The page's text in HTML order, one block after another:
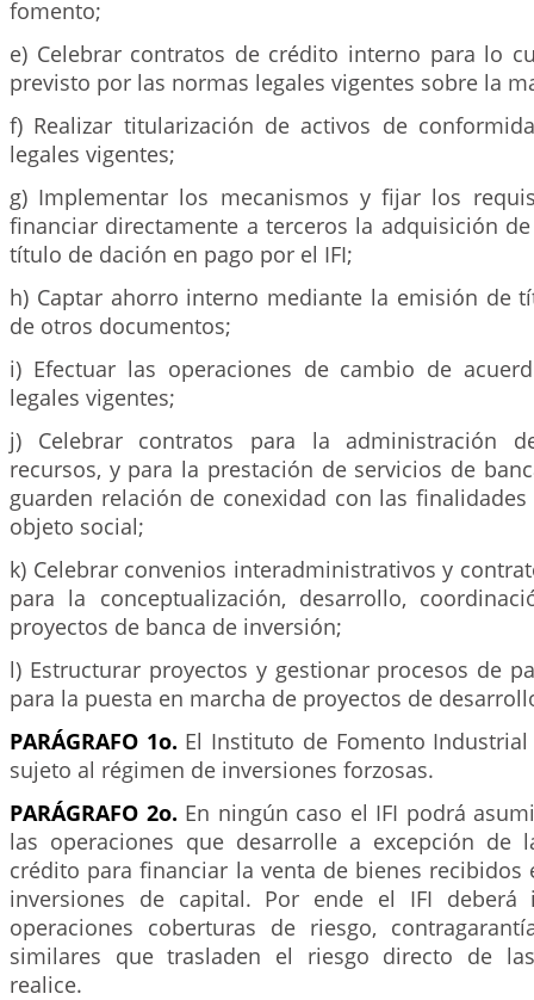
fomento;
e) Celebrar contratos de crédito interno para lo
previsto por las normas legales vigentes sobre la
f) Realizar titularización de activos de
legales vigentes;
g) Implementar los mecanismos y fijar los
financiar directamente a terceros la adquisición
título de dación en pago por el IFI;
h) Captar ahorro interno mediante la emisión de
de otros documentos;
i) Efectuar las operaciones de cambio de
legales vigentes;
j) Celebrar contratos para la administración
recursos, y para la prestación de servicios de
guarden relación de conexidad con las
objeto social;
k) Celebrar convenios interadministrativos y
para la conceptualización, desarrollo,
proyectos de banca de inversión;
l) Estructurar proyectos y gestionar procesos de
para la puesta en marcha de proyectos de
PARÁGRAFO 1o. El Instituto de Fomento Industrial
sujeto al régimen de inversiones forzosas.
PARÁGRAFO 2o. En ningún caso el IFI podrá
las operaciones que desarrolle a excepción de
crédito para financiar la venta de bienes recibidos
inversiones de capital. Por ende el IFI deberá
operaciones coberturas de riesgo,
similares que trasladen el riesgo directo de
realice.